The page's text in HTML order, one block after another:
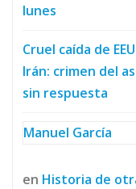
lunes
Cruel caída de
Irán: crimen del
sin respuesta
Manuel García
en Historia de